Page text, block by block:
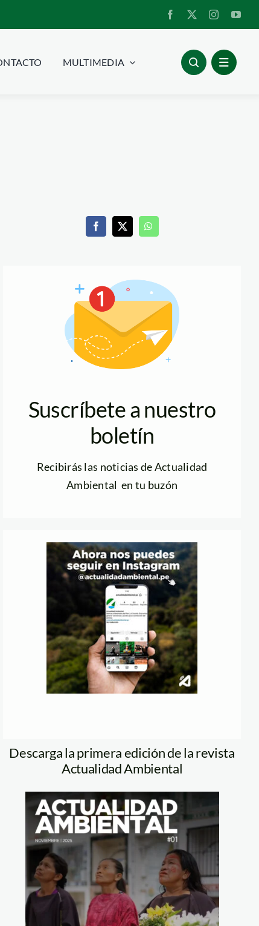
MULTIMEDIA
Suscríbete a nuestro
boletín
Recibirás las noticias de Actualidad
Ambiental en tu buzón
Descarga la primera edición de la revista
Actualidad Ambiental